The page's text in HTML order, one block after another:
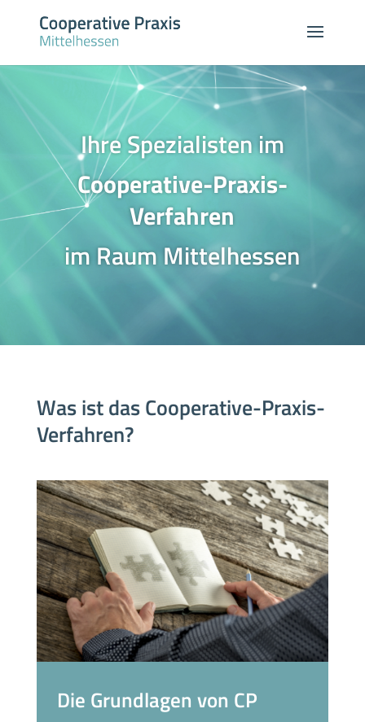
Ihre Spezialisten im
Cooperative-Praxis-
Verfahren
im Raum Mittelhessen
Was ist das Cooperative-Praxis-
Verfahren?
Die Grundlagen von CP